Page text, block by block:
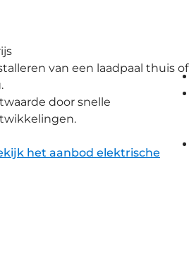
van een laadpaal thuis of
door snelle
het aanbod elektrische